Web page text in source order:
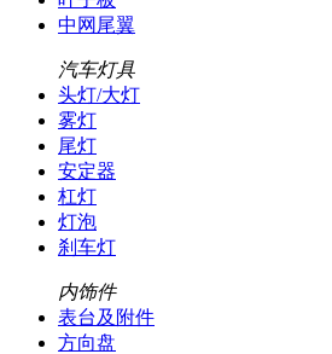
中网尾翼
汽车灯具
头灯/大灯
雾灯
尾灯
安定器
杠灯
灯泡
刹车灯
内饰件
表台及附件
方向盘